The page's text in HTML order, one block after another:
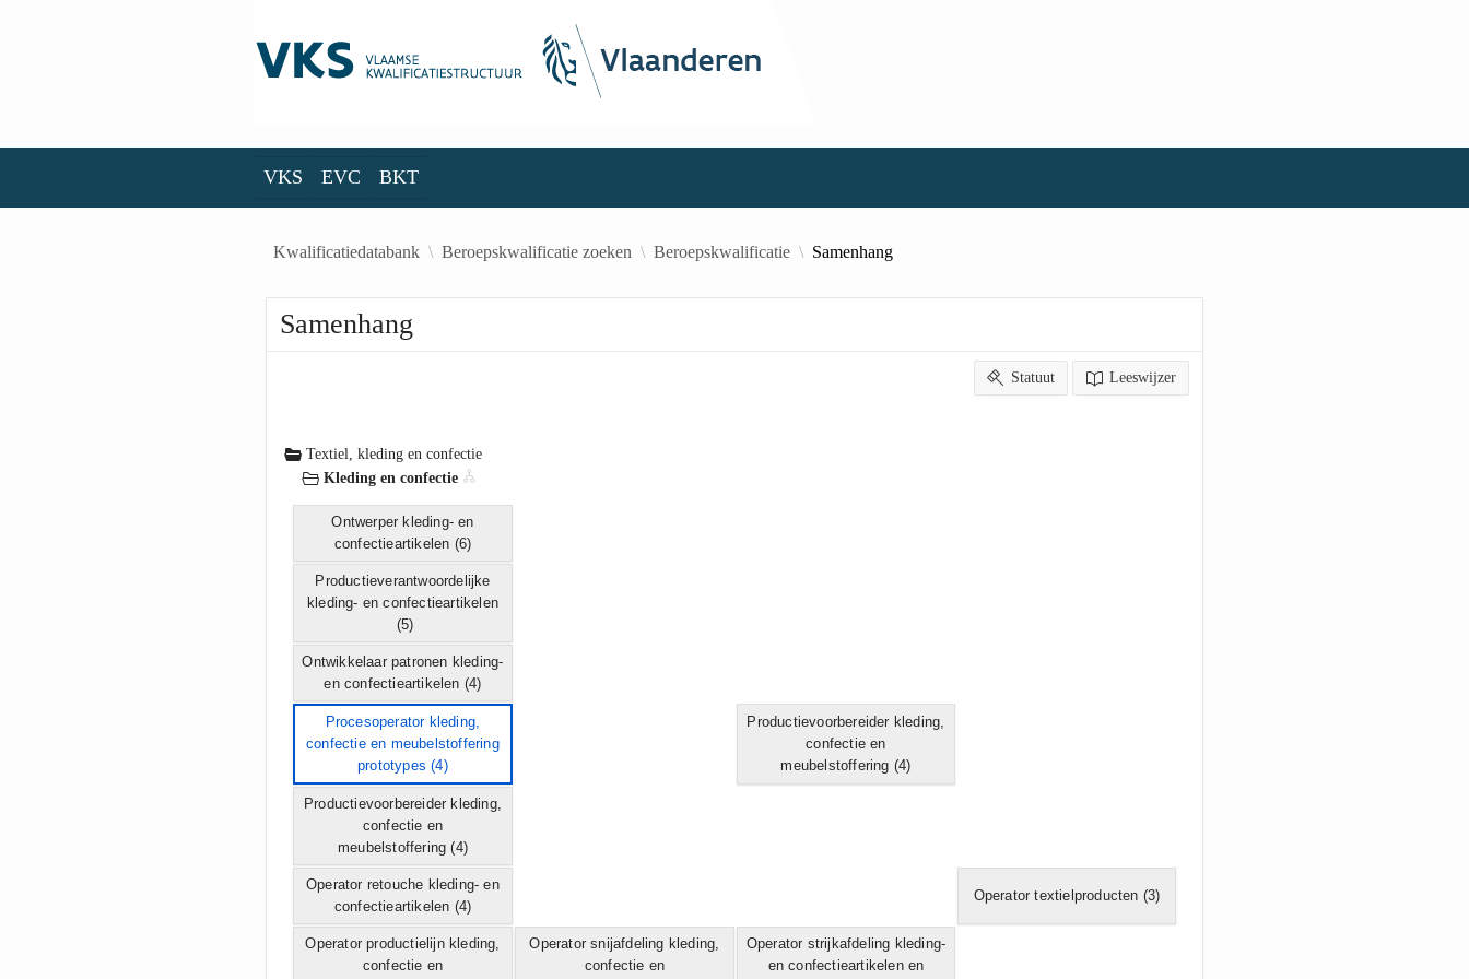
VKS EVC BKT
Kwalificatiedatabank Beroepskwalificatie zoeken Beroepskwalificatie Samenhang
Samenhang
Statuut Leeswijzer
Textiel, kleding en confectie
Kleding en confectie
Ontwerper kleding- en
confectieartikelen (6)
Productieverantwoordelijke
kleding- en confectieartikelen
(5)
Ontwikkelaar patronen kleding-
en confectieartikelen (4)
Procesoperator kleding,
confectie en meubelstoffering
prototypes (4)
Productievoorbereider kleding,
confectie en
meubelstoffering (4)
Productievoorbereider kleding,
confectie en
meubelstoffering (4)
Operator retouche kleding- en
confectieartikelen (4)
Operator textielproducten (3)
Operator productielijn kleding,
confectie en
Operator snijafdeling kleding,
confectie en
Operator strijkafdeling kleding-
en confectieartikelen en